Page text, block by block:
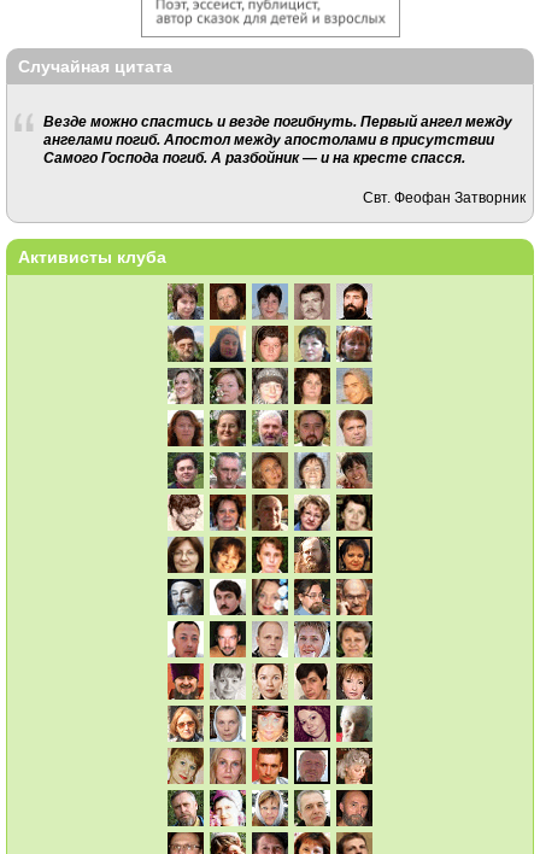
Случайная цитата
Везде можно спастись и везде погибнуть. Первый ангел между
ангелами погиб. Апостол между апостолами в присутствии
Самого Господа погиб. А разбойник — и на кресте спасся.
Свт. Феофан Затворник
Активисты клуба